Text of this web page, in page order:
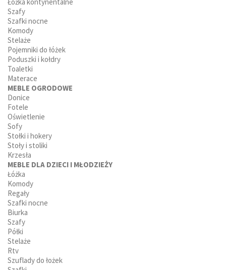
Szafy
Szafki nocne
Komody
Stelaże
Pojemniki do łóżek
Poduszki i kołdry
Toaletki
Materace
MEBLE OGRODOWE
Donice
Fotele
Oświetlenie
Sofy
Stołki i hokery
Stoły i stoliki
Krzesła
MEBLE DLA DZIECI I MŁODZIEŻY
Łóżka
Komody
Regały
Szafki nocne
Biurka
Szafy
Półki
Stelaże
Rtv
Szuflady do łożek